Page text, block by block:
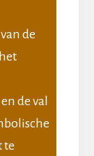
de
de val
te